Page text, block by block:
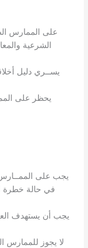
على الممارس
الشرعية
يســري دليل
يحظر على
يجب على
في حالة خطرة
يجب أن يستهدف
لا يجوز للممارس